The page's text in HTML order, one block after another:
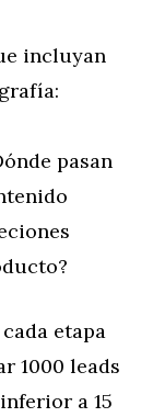
incluyan
pasan
etapa
1000 leads
a 15